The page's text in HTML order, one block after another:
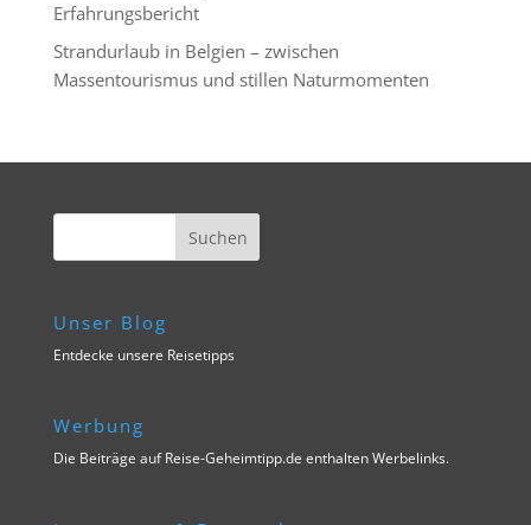
Erfahrungsbericht
Strandurlaub in Belgien – zwischen
Massentourismus und stillen Naturmomenten
Unser Blog
Entdecke unsere Reisetipps
Werbung
Die Beiträge auf Reise-Geheimtipp.de enthalten Werbelinks.